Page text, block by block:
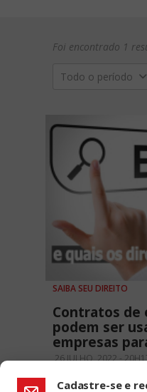
Foi encontrado 1
Todo o período
SAIBA SEU DIREITO
Contratos de
podem ser
empresas
26 JULHO, 2022 -
Cadastre-se e